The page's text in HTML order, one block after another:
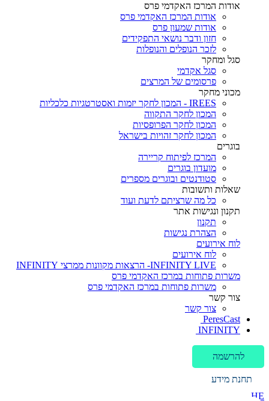
אודות המרכז האקדמי פרס
אודות המרכז האקדמי פרס
אודות שמעון פרס
חזון ודבר נושאי התפקידים
לזכר הנופלים והנופלות
סגל ומחקר
סגל אקדמי
פרסומים של המרצים
מכוני מחקר
IREES - המכון לחקר יזמות ואסטרטגיות כלכליות
המכון לחקר התקווה
המכון לחקר הפרופסיות
המכון לחקר זהויות בישראל
בוגרים
המרכז לפיתוח קריירה
מועדון בוגרים
סטודנטים ובוגרים מספרים
שאלות ותשובות
כל מה שרציתם לדעת ועוד
תקנון ונגישות אתר
תקנון
הצהרת נגישות
לוח אירועים
לוח אירועים
INFINITY LIVE- הרצאות מקוונות ממרצי INFINITY
משרות פתוחות במרכז האקדמי פרס
משרות פתוחות במרכז האקדמי פרס
צור קשר
צור קשר
PeresCast
INFINITY
להרשמה
תחנת מידע
HE